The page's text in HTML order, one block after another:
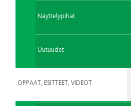
Näyttelypihat
Uutuudet
OPPAAT, ESITTEET, VIDEOT